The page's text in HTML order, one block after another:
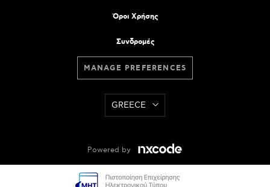
Όροι Χρήσης
Συνδρομές
MANAGE PREFERENCES
GREECE
Powered by